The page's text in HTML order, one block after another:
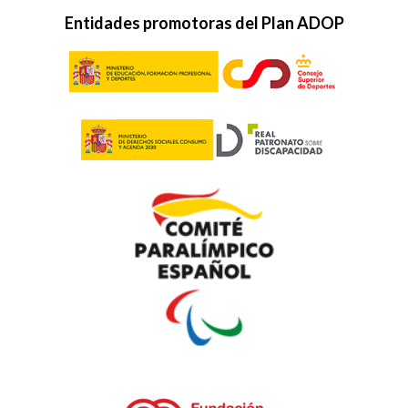
Entidades promotoras del Plan ADOP